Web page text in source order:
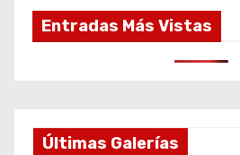
Entradas Más Vistas
Últimas Galerías